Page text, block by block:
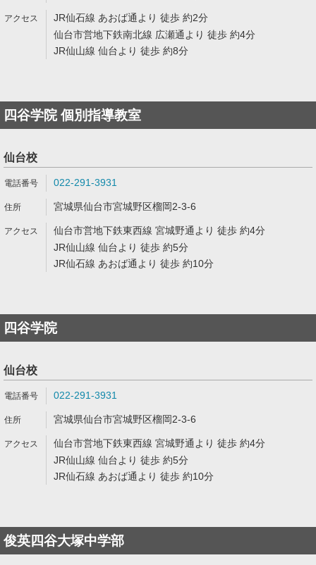
JR仙石線 あおば通より 徒歩 約2分
仙台市営地下鉄南北線 広瀬通より 徒歩 約4分
JR仙山線 仙台より 徒歩 約8分
四谷学院 個別指導教室
仙台校
022-291-3931
宮城県仙台市宮城野区榴岡2-3-6
仙台市営地下鉄東西線 宮城野通より 徒歩 約4分
JR仙山線 仙台より 徒歩 約5分
JR仙石線 あおば通より 徒歩 約10分
四谷学院
仙台校
022-291-3931
宮城県仙台市宮城野区榴岡2-3-6
仙台市営地下鉄東西線 宮城野通より 徒歩 約4分
JR仙山線 仙台より 徒歩 約5分
JR仙石線 あおば通より 徒歩 約10分
俊英四谷大塚中学部